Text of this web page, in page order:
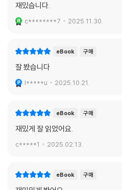
재밌습니다.
c********7 2025.11.30.
eBook 구매
잘 봤습니다
l*****u 2025.10.21.
eBook 구매
재밌게 잘 읽었어요.
c*****1 2025.02.13.
eBook 구매